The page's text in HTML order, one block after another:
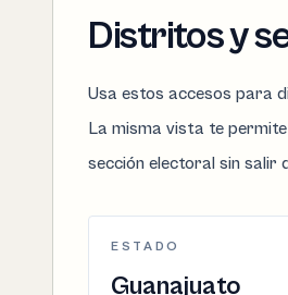
Distritos y
Usa estos accesos para
La misma vista te
sección electoral sin salir
ESTADO
Guanajuato